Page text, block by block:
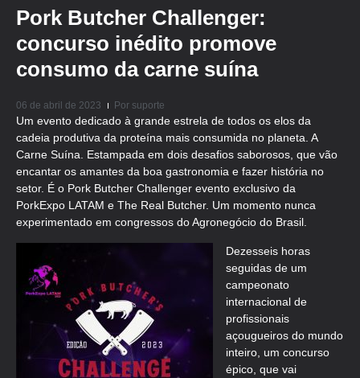
Pork Butcher Challenger:
concurso inédito promove
consumo da carne suína
06 de abril de 2023 Por suporte
Um evento dedicado à grande estrela de todos os elos da
cadeia produtiva da proteína mais consumida no planeta. A
Carne Suína. Estampada em dois desafios saborosos, que vão
encantar os amantes da boa gastronomia e fazer história no
setor. É o Pork Butcher Challenger evento exclusivo da
PorkExpo LATAM e The Real Butcher. Um momento nunca
experimentado em congressos do Agronegócio do Brasil.
Dezesseis horas
seguidas de um
campeonato
internacional de
profissionais
açougueiros do mundo
inteiro, um concurso
épico, que vai